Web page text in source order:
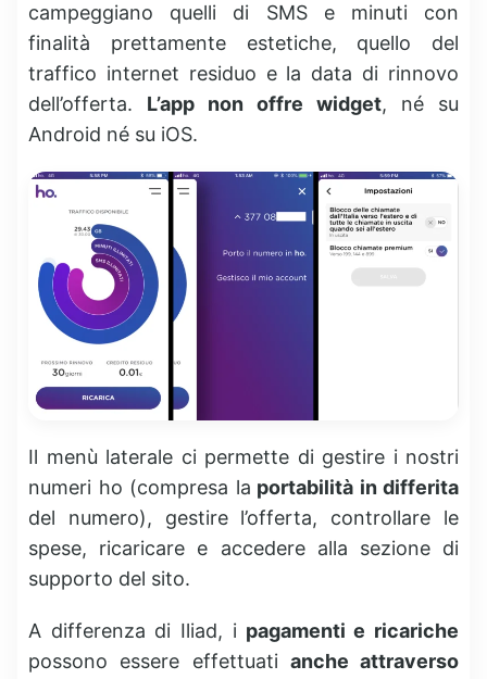
campeggiano quelli di SMS e minuti con
finalità prettamente estetiche, quello del
traffico internet residuo e la data di rinnovo
dell’offerta. L’app non offre widget, né su
Android né su iOS.
Il menù laterale ci permette di gestire i nostri
numeri ho (compresa la portabilità in differita
del numero), gestire l’offerta, controllare le
spese, ricaricare e accedere alla sezione di
supporto del sito.
A differenza di Iliad, i pagamenti e ricariche
possono essere effettuati anche attraverso